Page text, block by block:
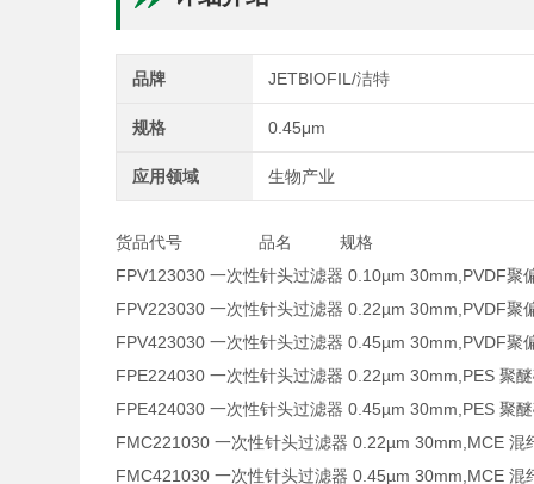
品牌 JETBIOFIL/洁特
规格 0.45μm
应用领域 生物产业
货品代号 品名 规格
FPV123030 一次性针头过滤器 0.10µm
FPV223030 一次性针头过滤器 0.22µm
FPV423030 一次性针头过滤器 0.45µm
FPE224030 一次性针头过滤器 0.22µm
FPE424030 一次性针头过滤器 0.45µm
FMC221030 一次性针头过滤器 0.22µm
FMC421030 一次性针头过滤器 0.45µm